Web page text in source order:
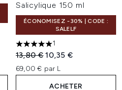
Salicylique 150 ml
ÉCONOMISEZ -30% | CODE :
SALELF
5 étoiles sur un maximum de
1
Prix de vente :
13,80 €Prix ​​actuel :
10,35 €
69,00 € par L
ACHETER